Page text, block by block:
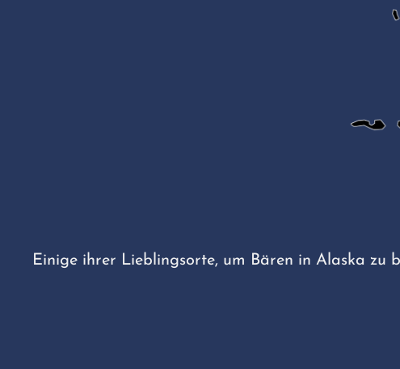
Einige ihrer Lieblingsorte, um Bären in Alaska zu